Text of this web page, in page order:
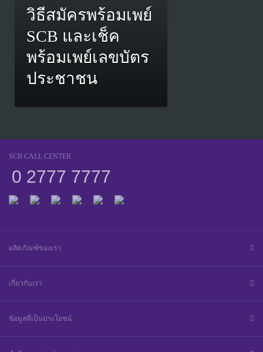
วิธีสมัครพร้อมเพย์
SCB และเช็ค
พร้อมเพย์เลขบัตร
ประชาชน
SCB CALL CENTER
0 2777 7777
ผลิตภัณฑ์ของเรา
เกี่ยวกับเรา
ข้อมูลที่เป็นประโยชน์